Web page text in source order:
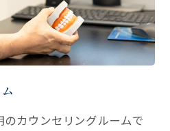
カウンセリングルームで